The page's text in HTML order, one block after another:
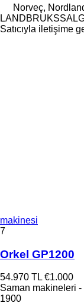
Norveç,
Satıcıyla iletişime
makinesi
7
Orkel GP1200
54.970 TL €1.000
Saman makineleri
1900